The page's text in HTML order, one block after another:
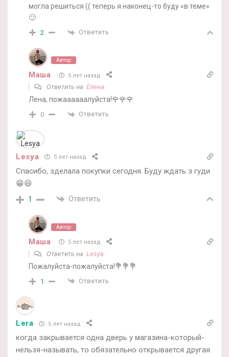
могла решиться (( теперь я наконец-то буду «в теме»
🙂
2 Ответить
Автор
Маша 5 лет назад
Ответить на Елена
Лена, пожаааааалуйста!🌹🌹🌹
0 Ответить
Lesya 5 лет назад
Спасибо, зделала покупки сегодня. Буду ждать з гуди
😁😆
1 Ответить
Автор
Маша 5 лет назад
Ответить на Lesya
Пожалуйста-пожалуйста!💐💐💐
1 Ответить
Lera 5 лет назад
когда закрывается одна дверь у магазина-который-
нельзя-называть, то обязательно открывается другая